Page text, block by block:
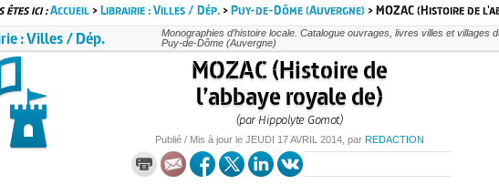
êtes ici :Accueil>Librairie : Villes / Dép.>Puy-de-Dôme (Auvergne) > MOZAC (Histoire de
: Villes / Dép.
Monographies d’histoire locale. Catalogue ouvrages, livres villes et villages
Puy-de-Dôme (Auvergne)
MOZAC (Histoire de
l’abbaye royale de)
(par Hippolyte Gomot)
Publié / Mis à jour le JEUDI 17 AVRIL 2014, par REDACTION